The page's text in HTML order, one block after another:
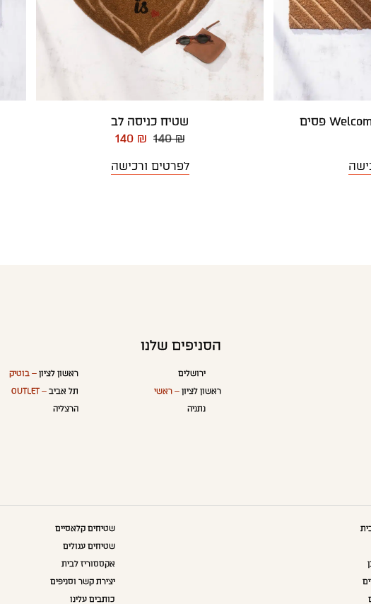
שטיח כניסה לב
140 ₪
140 ₪
לפרטים ורכישה
הסניפים שלנו
ירושלים
ראשון לציון – ראשי
נתניה
ראשון לציון– בוטיק
תל אביב– OUTLET
הרצליה
שטיחים קלאסיים
שטיחים עגולים
אקססוריז לבית
יצירת קשר וסניפים
כותבים עלינו